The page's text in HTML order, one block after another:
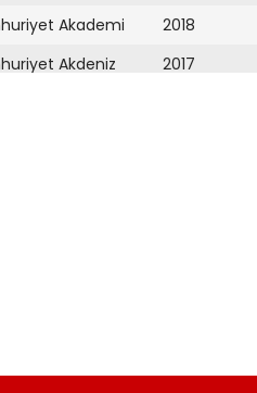
Akademi
Akdeniz
Çevre
2018
2017
2009